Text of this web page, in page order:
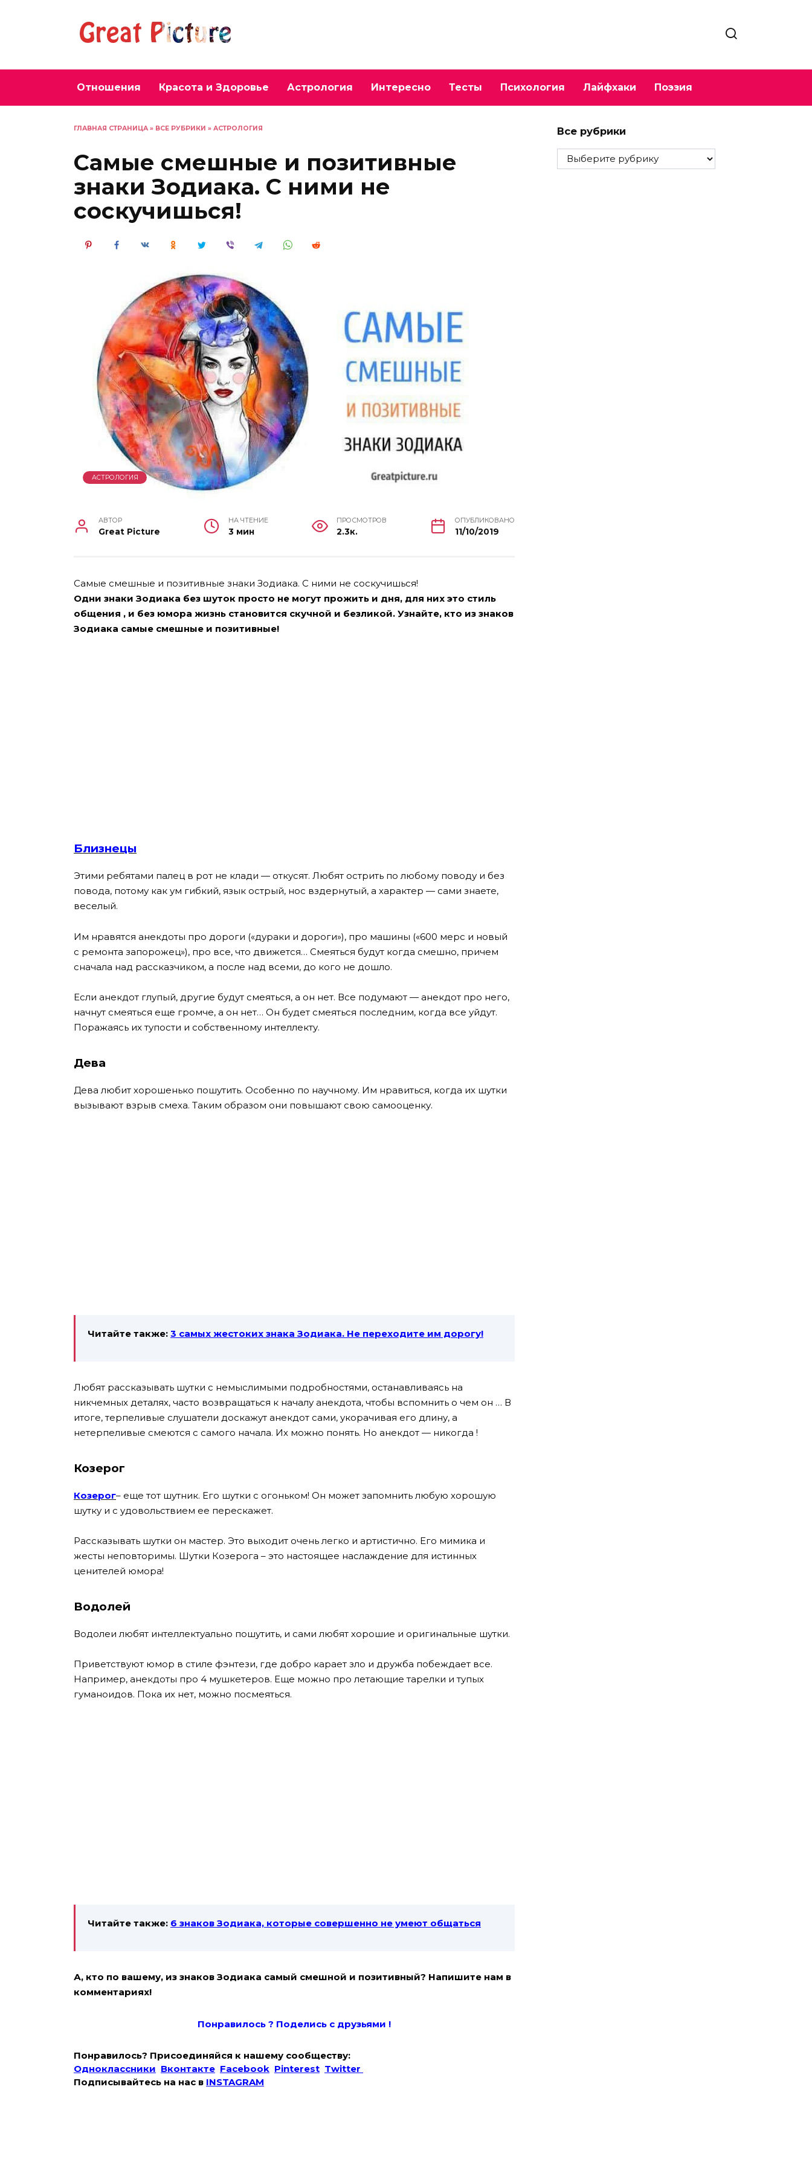
Отношения Красота и Здоровье Астрология Интересно Тесты Психология Лайфхаки Поэзия
ГЛАВНАЯ СТРАНИЦА » ВСЕ РУБРИКИ » АСТРОЛОГИЯ
Самые смешные и позитивные
знаки Зодиака. С ними не
соскучишься!
АСТРОЛОГИЯ
АВТОР
Great Picture
НА ЧТЕНИЕ
3 мин
ПРОСМОТРОВ
2.3к.
ОПУБЛИКОВАНО
11/10/2019
Самые смешные и позитивные знаки Зодиака. С ними не соскучишься!
Одни знаки Зодиака без шуток просто не могут прожить и дня, для них это стиль
общения , и без юмора жизнь становится скучной и безликой. Узнайте, кто из знаков
Зодиака самые смешные и позитивные!
Близнецы
Этими ребятами палец в рот не клади — откусят. Любят острить по любому поводу и без
повода, потому как ум гибкий, язык острый, нос вздернутый, а характер — сами знаете,
веселый.
Им нравятся анекдоты про дороги («дураки и дороги»), про машины («600 мерс и новый
c ремонта запорожец»), про все, что движется… Смеяться будут когда смешно, причем
сначала над рассказчиком, а после над всеми, до кого не дошло.
Если анекдот глупый, другие будут смеяться, а он нет. Все подумают — анекдот про него,
начнут смеяться еще громче, а он нет… Он будет смеяться последним, когда все уйдут.
Поражаясь их тупости и собственному интеллекту.
Дева
Дева любит хорошенько пошутить. Особенно по научному. Им нравиться, когда их шутки
вызывают взрыв смеха. Таким образом они повышают свою самооценку.
Читайте также: 3 самых жестоких знака Зодиака. Не переходите им дорогу!
Любят рассказывать шутки с немыслимыми подробностями, останавливаясь на
никчемных деталях, часто возвращаться к началу анекдота, чтобы вспомнить о чем он … В
итоге, терпеливые слушатели доскажут анекдот сами, укорачивая его длину, а
нетерпеливые смеются с самого начала. Их можно понять. Но анекдот — никогда !
Козерог
Козерог– еще тот шутник. Его шутки с огоньком! Он может запомнить любую хорошую
шутку и с удовольствием ее перескажет.
Рассказывать шутки он мастер. Это выходит очень легко и артистично. Его мимика и
жесты неповторимы. Шутки Козерога – это настоящее наслаждение для истинных
ценителей юмора!
Водолей
Водолеи любят интеллектуально пошутить, и сами любят хорошие и оригинальные шутки.
Приветствуют юмор в стиле фэнтези, где добро карает зло и дружба побеждает все.
Например, анекдоты про 4 мушкетеров. Еще можно про летающие тарелки и тупых
гуманоидов. Пока их нет, можно посмеяться.
Читайте также: 6 знаков Зодиака, которые совершенно не умеют общаться
А, кто по вашему, из знаков Зодиака самый смешной и позитивный? Напишите нам в
комментариях!
Понравилось ? Поделись с друзьями !
Понравилось? Присоединяйся к нашему сообществу:
Одноклассники Вконтакте Facebook Pinterest Twitter
Подписывайтесь на наc в INSTAGRAM
Все рубрики
Все
рубрики